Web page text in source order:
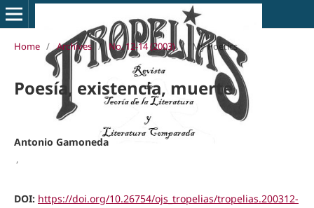
Home / Archives / No. 12-14 (2003) / My Poetics
Poesía, existencia, muerte
Antonio Gamoneda
,
DOI: https://doi.org/10.26754/ojs_tropelias/tropelias.200312-